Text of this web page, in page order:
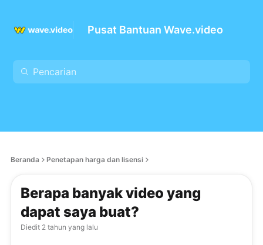
Pusat Bantuan Wave.video
Beranda Penetapan harga dan lisensi
Berapa banyak video yang
dapat saya buat?
Diedit 2 tahun yang lalu